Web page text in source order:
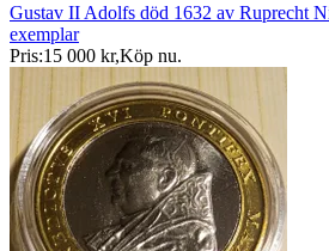
Gustav II Adolfs död 1632 av Ruprecht
exemplar
Pris:15 000 kr,Köp nu.